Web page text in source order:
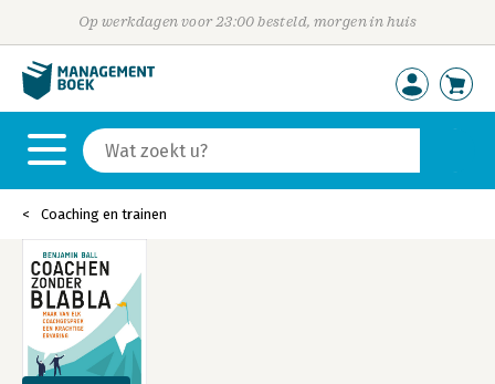
Op werkdagen voor 23:00 besteld, morgen in huis
Coaching en trainen